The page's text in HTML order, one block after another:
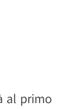
al primo